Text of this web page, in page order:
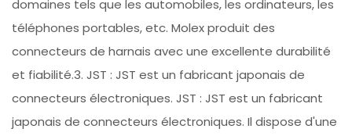
domaines tels que les automobiles, les ordinateurs, les
téléphones portables, etc. Molex produit des
connecteurs de harnais avec une excellente durabilité
et fiabilité.3. JST : JST est un fabricant japonais de
connecteurs électroniques. JST : JST est un fabricant
japonais de connecteurs électroniques. Il dispose d'une